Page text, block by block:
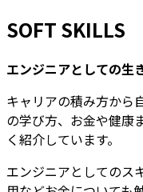
SOFT SKILLS
エンジニアとしての生
キャリアの積み方から
の学び方、お金や健康
く紹介しています。
エンジニアとしてのス